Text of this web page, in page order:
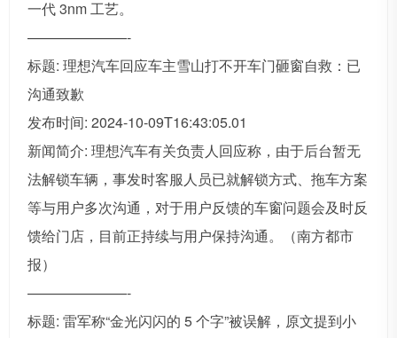
一代 3nm 工艺。
———————-
标题: 理想汽车回应车主雪山打不开车门砸窗自救：已
沟通致歉
发布时间: 2024-10-09T16:43:05.01
新闻简介: 理想汽车有关负责人回应称，由于后台暂无
法解锁车辆，事发时客服人员已就解锁方式、拖车方案
等与用户多次沟通，对于用户反馈的车窗问题会及时反
馈给门店，目前正持续与用户保持沟通。（南方都市
报）
———————-
标题: 雷军称“金光闪闪的 5 个字”被误解，原文提到小